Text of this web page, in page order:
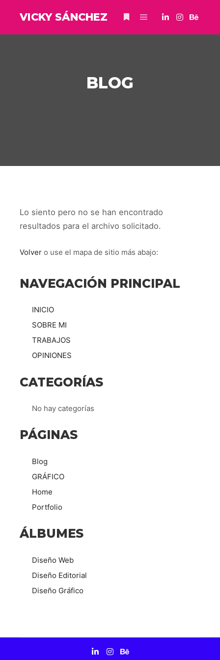
VICKY SÁNCHEZ
BLOG
Lo siento pero no se han encontrado
resultados para el archivo solicitado.
Volver o use el mapa de sitio más abajo:
NAVEGACIÓN PRINCIPAL
INICIO
SOBRE MI
TRABAJOS
OPINIONES
CATEGORÍAS
No hay categorías
PÁGINAS
Blog
GRÁFICO
Home
Portfolio
ÁLBUMES
Diseño Web
Diseño Editorial
Diseño Gráfico